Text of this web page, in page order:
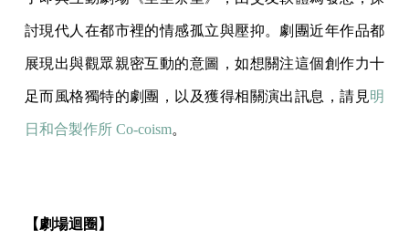
討現代人在都市裡的情感孤立與壓抑。劇團近年作品都
展現出與觀眾親密互動的意圖，如想關注這個創作力十
足而風格獨特的劇團，以及獲得相關演出訊息，請見明
日和合製作所 Co-coism。
【劇場迴圈】